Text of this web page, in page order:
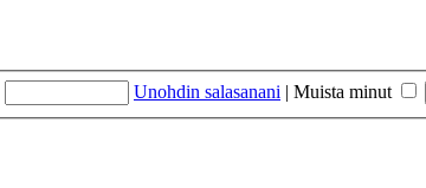
Unohdin salasanani | Muista minut